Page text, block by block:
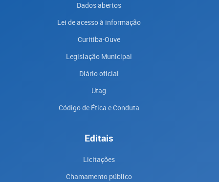
Dados abertos
Lei de acesso à informação
Curitiba-Ouve
Legislação Municipal
Diário oficial
Utag
Código de Ética e Conduta
Editais
Licitações
Chamamento público